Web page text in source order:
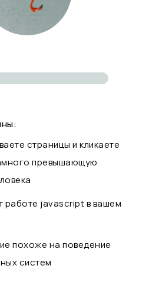
страницы и кликаете
превышающую
работе javascript в вашем
похоже на поведение
систем